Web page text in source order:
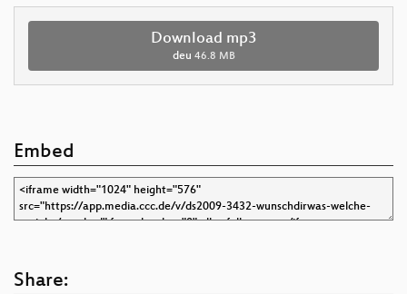
Download mp3
deu 46.8 MB
Embed
Share: